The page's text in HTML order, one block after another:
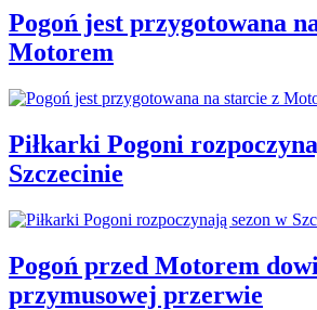
Pogoń jest przygotowana
Motorem
Piłkarki Pogoni
Szczecinie
Pogoń przed Motorem
przymusowej przerwie